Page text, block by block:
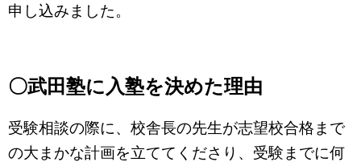
申し込みました。
〇武田塾に入塾を決めた理由
受験相談の際に、校舎長の先生が志望校合格まで
の大まかな計画を立ててくださり、受験までに何